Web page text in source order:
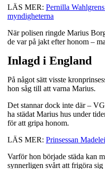
LÄS MER: Pernilla
myndigheterna
När polisen ringde Marius
de var på jakt efter honom –
Inlagd i England
På något sätt visste
hon såg till att varna Marius.
Det stannar dock inte där –
ha städat Marius hus under
för att gripa honom.
LÄS MER: Prinsessan
Varför hon började städa kan
synnerligen svårt att frigöra